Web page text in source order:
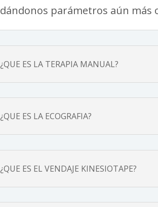
dándonos parámetros aún más
¿QUE ES LA TERAPIA MANUAL?
¿QUE ES LA ECOGRAFIA?
¿QUE ES EL VENDAJE KINESIOTAPE?